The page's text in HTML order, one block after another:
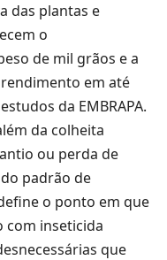
das plantas e
o
de mil grãos e a
em até
da EMBRAPA.
da colheita
ou perda de
padrão de
o ponto em que
com inseticida
que